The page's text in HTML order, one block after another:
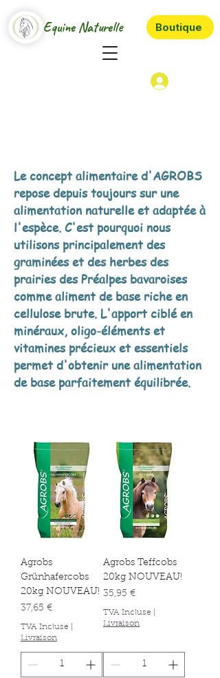
Equine Naturelle Boutique
Le concept alimentaire d'AGROBS
repose depuis toujours sur une
alimentation naturelle et adaptée à
l'espèce. C'est pourquoi nous
utilisons principalement des
graminées et des herbes des
prairies des Préalpes bavaroises
comme aliment de base riche en
cellulose brute. L'apport ciblé en
minéraux, oligo-éléments et
vitamines précieux et essentiels
permet d'obtenir une alimentation
de base parfaitement équilibrée.
Agrobs
Grünhafercobs
20kg NOUVEAU!
Prix
37,65 €
TVA Incluse
Livraison
Agrobs Teffcobs
20kg NOUVEAU!
Prix
35,95 €
TVA Incluse
Livraison